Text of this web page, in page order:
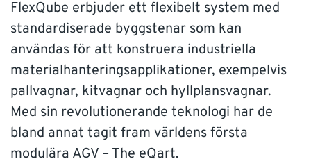
INSIKTER
SUPPORT
WEBSHOP
Support
FlexQube erbjuder ett flexibelt system med
standardiserade byggstenar som kan
användas för att konstruera industriella
materialhanteringsapplikationer, exempelvis
pallvagnar, kitvagnar och hyllplansvagnar.
Med sin revolutionerande teknologi har de
bland annat tagit fram världens första
modulära AGV – The eQart.